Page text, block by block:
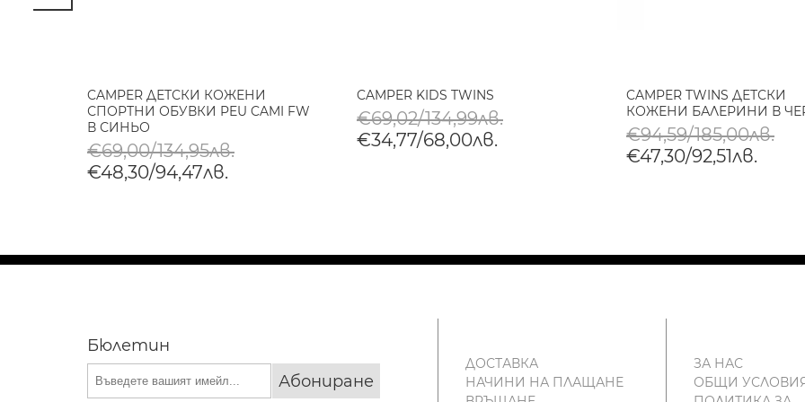
CAMPER ДЕТСКИ КОЖЕНИ
СПОРТНИ ОБУВКИ PEU CAMI FW
В СИНЬО
€69,00/134,95лв.
€48,30/94,47лв.
CAMPER KIDS TWINS
€69,02/134,99лв.
€34,77/68,00лв.
CAMPER TWINS ДЕТСКИ
КОЖЕНИ БАЛЕРИНИ В
€94,59/185,00лв.
€47,30/92,51лв.
Бюлетин
Абониране
ДОСТАВКА
НАЧИНИ НА ПЛАЩАНЕ
ЗА НАС
ОБЩИ